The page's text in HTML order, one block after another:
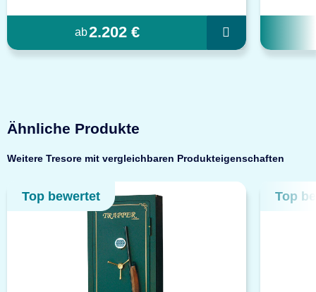
ab2.202 €
Ähnliche Produkte
Weitere Tresore mit vergleichbaren Produkteigenschaften
Top bewertet Top